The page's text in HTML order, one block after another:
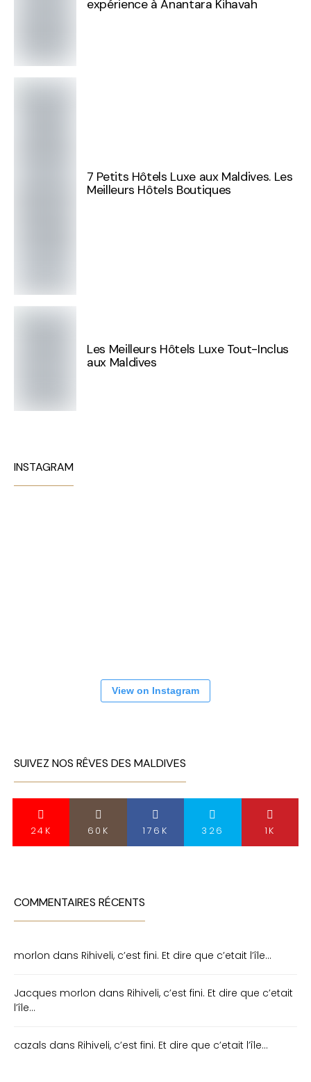
expérience à Anantara Kihavah
7 Petits Hôtels Luxe aux Maldives. Les
Meilleurs Hôtels Boutiques
Les Meilleurs Hôtels Luxe Tout-Inclus
aux Maldives
INSTAGRAM
View on Instagram
SUIVEZ NOS RÊVES DES MALDIVES
24K 60K 176K 326 1K
COMMENTAIRES RÉCENTS
morlon dans Rihiveli, c’est fini. Et dire que c’etait l’île…
Jacques morlon dans Rihiveli, c’est fini. Et dire que c’etait
l’île…
cazals dans Rihiveli, c’est fini. Et dire que c’etait l’île…